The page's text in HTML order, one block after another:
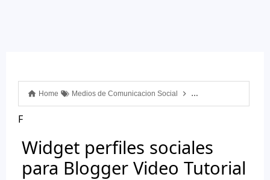
Home Medios de Comunicacion Social Widgets para Blogger
F
Widget perfiles sociales
para Blogger Video Tutorial